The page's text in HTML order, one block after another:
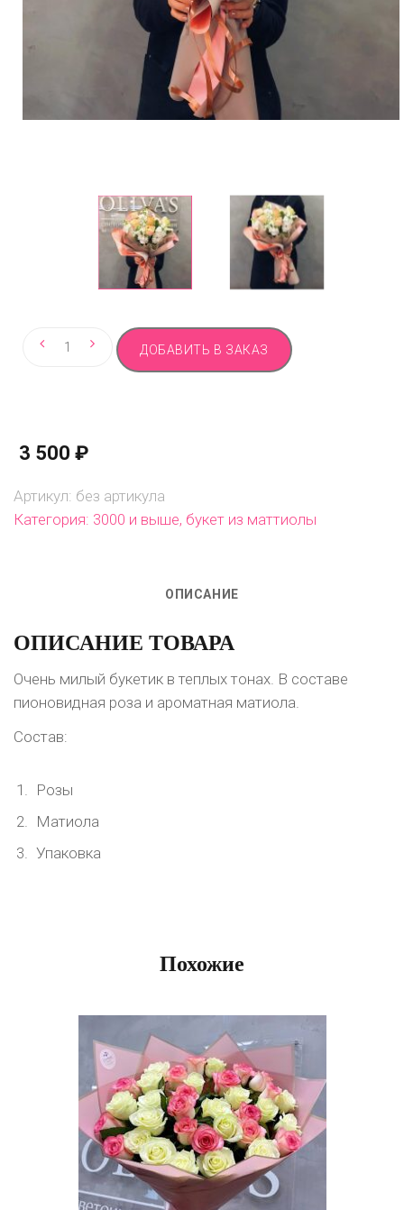
Количество
теплых
ДОБАВИТЬ В ЗАКАЗ
3 500 ₽
Артикул: без артикула
Категория: 3000 и выше, букет из маттиолы
ОПИСАНИЕ
ОПИСАНИЕ ТОВАРА
Очень милый букетик в теплых тонах. В составе
пионовидная роза и ароматная матиола.
Состав:
Розы
Матиола
Упаковка
Похожие